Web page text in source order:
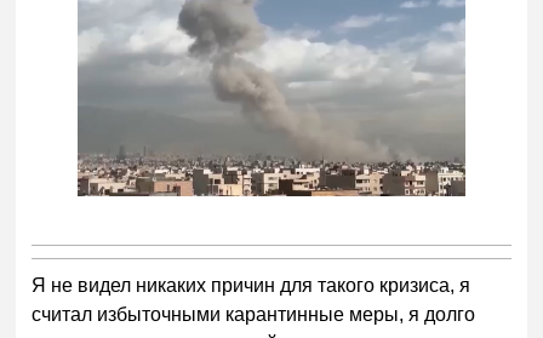
Я не видел никаких причин для такого кризиса, я
считал избыточными карантинные меры, я долго